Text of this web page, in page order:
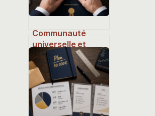
Communauté
universelle et
héritage : les
enfants peuvent-
ils être réellement
déshérités ?